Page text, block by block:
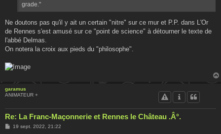
grade."
Ne doutons pas qu'il y ait un certain "nitre" sur ce mur et P.P. dans L'Or
de Rennes s'est amusé sur ce "point de science" à détourner le texte de
l'abbé Delmas.
On notera la croix aux pieds du "philosophe".
garamus
ANIMATEUR +
Re: La Franc-Maçonnerie et Rennes le Château .Â°.
M19 sept. 2022, 21:22